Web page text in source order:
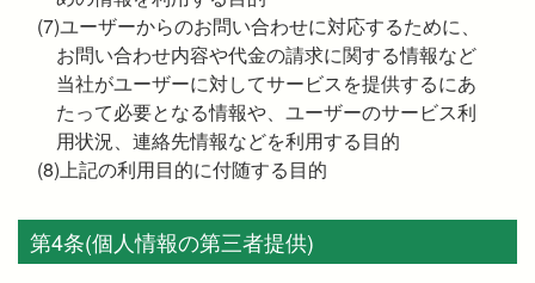
(7)ユーザーからのお問い合わせに対応するために、
お問い合わせ内容や代金の請求に関する情報など
当社がユーザーに対してサービスを提供するにあ
たって必要となる情報や、ユーザーのサービス利
用状況、連絡先情報などを利用する目的
(8)上記の利用目的に付随する目的
第4条(個人情報の第三者提供)